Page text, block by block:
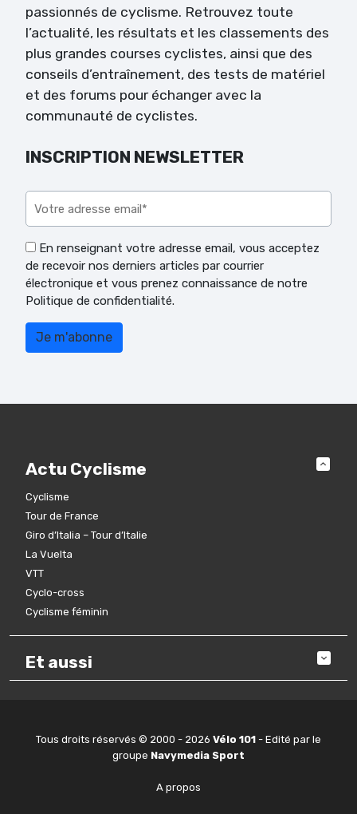
passionnés de cyclisme. Retrouvez toute
l’actualité, les résultats et les classements des
plus grandes courses cyclistes, ainsi que des
conseils d’entraînement, des tests de matériel
et des forums pour échanger avec la
communauté de cyclistes.
INSCRIPTION NEWSLETTER
En renseignant votre adresse email, vous acceptez
de recevoir nos derniers articles par courrier
électronique et vous prenez connaissance de notre
Politique de confidentialité.
Actu Cyclisme
Cyclisme
Tour de France
Giro d’Italia – Tour d’Italie
La Vuelta
VTT
Cyclo-cross
Cyclisme féminin
Et aussi
Tous droits réservés © 2000 - 2026 Vélo 101 - Edité par le
groupe Navymedia Sport
A propos